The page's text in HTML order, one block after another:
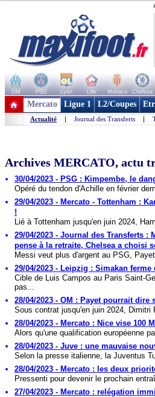
OM PSG Lyon Lille Monaco Chelsea
+ de clubs
Mercato Ligue 1 L2/Coupes
Actualité | Journal des Transferts |
Archives MERCATO, actu
30/04/2023 - PSG : Kimpembe, le
Opéré du tendon d'Achille en février
29/04/2023 - Mercato - Tottenham :
!
Lié à Tottenham jusqu'en juin 2024,
29/04/2023 - Journal des Transferts :
pense à la retraite, Chelsea a choisi
Messi veut plus d'argent au PSG,
29/04/2023 - Leipzig : Simakan
Cible de Luis Campos au Paris Saint-
pas...
28/04/2023 - OM : Payet pourrait dire
Sous contrat jusqu'en juin 2024,
28/04/2023 - Mercato : Nice vise 100
Alors qu'une qualification européenne
28/04/2023 - Juve : une mauvaise
Selon la presse italienne, la Juventus
28/04/2023 - Mercato : les deux
Pressenti pour devenir le prochain
27/04/2023 - Mercato : relégation